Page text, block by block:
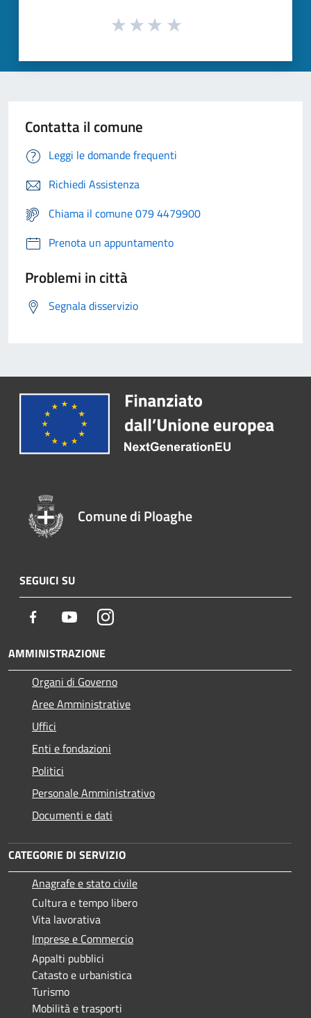
Contatta il comune
Leggi le domande frequenti
Richiedi Assistenza
Chiama il comune 079 4479900
Prenota un appuntamento
Problemi in città
Segnala disservizio
Comune di Ploaghe
SEGUICI SU
Facebook YoutubeInstagram
AMMINISTRAZIONE
Organi di Governo
Aree Amministrative
Uffici
Enti e fondazioni
Politici
Personale Amministrativo
Documenti e dati
CATEGORIE DI SERVIZIO
Anagrafe e stato civile
Cultura e tempo libero
Vita lavorativa
Imprese e Commercio
Appalti pubblici
Catasto e urbanistica
Turismo
Mobilità e trasporti